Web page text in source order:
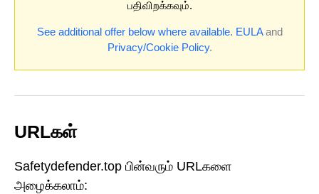
பதிவிறக்கவும்.
See additional offer below where available. EULAand
Privacy/Cookie Policy.
URLகள்
Safetydefender.top பின்வரும் URLகளை
அழைக்கலாம்: